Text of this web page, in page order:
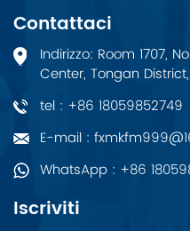
Contattaci
Indirizzo: Room 1707,
Center, Tongan
tel : +86 18059852749
E-mail :
WhatsApp : +86
Iscriviti